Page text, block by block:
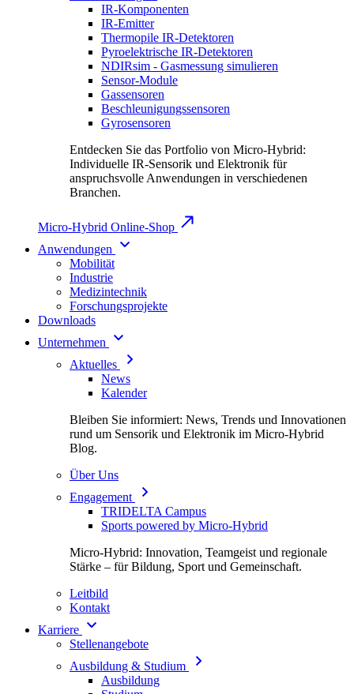
IR-Komponenten
IR-Emitter
Thermopile IR-Detektoren
Pyroelektrische IR-Detektoren
NDIRsim - Gasmessung simulieren
Sensor-Module
Gassensoren
Beschleunigungssensoren
Gyrosensoren
Entdecken Sie das Portfolio von Micro-Hybrid:
Individuelle IR-Sensorik und Elektronik für
anspruchsvolle Anwendungen in verschiedenen
Branchen.
Micro-Hybrid Online-Shop
Anwendungen
Mobilität
Industrie
Medizintechnik
Forschungsprojekte
Downloads
Unternehmen
Aktuelles
News
Kalender
Bleiben Sie informiert: News, Trends und Innovationen
rund um Sensorik und Elektronik im Micro-Hybrid
Blog.
Über Uns
Engagement
TRIDELTA Campus
Sports powered by Micro-Hybrid
Micro-Hybrid: Innovation, Teamgeist und regionale
Stärke – für Bildung, Sport und Gemeinschaft.
Leitbild
Kontakt
Karriere
Stellenangebote
Ausbildung & Studium
Ausbildung